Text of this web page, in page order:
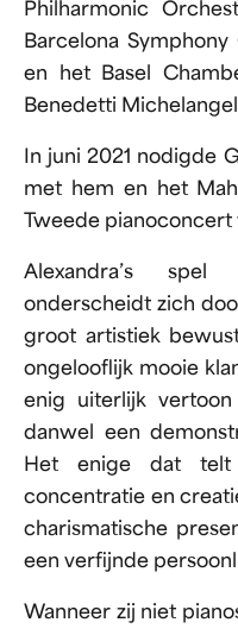
Philharmonic
Barcelona Symphony
en het Basel
Benedetti
In juni 2021 nodigde
met hem en het
Tweede pianoconcert
Alexandra’s
onderscheidt zich
groot artistiek
ongelooflijk mooie
enig uiterlijk
danwel een
Het enige dat telt
concentratie en
charismatische
een verfijnde
Wanneer zij niet